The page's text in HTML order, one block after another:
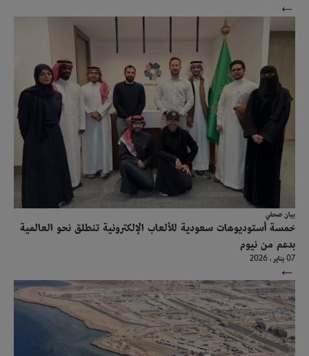
→
بيان صحفي
خمسة أستوديوهات سعودية للألعاب الإلكترونية تنطلق نحو العالمية
بدعم من نيوم
07 يناير ، 2026
→